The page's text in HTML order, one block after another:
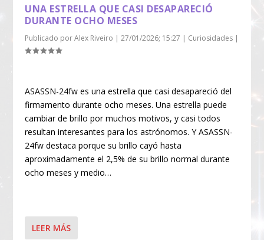
UNA ESTRELLA QUE CASI DESAPARECIÓ
DURANTE OCHO MESES
Publicado porAlex Riveiro |27/01/2026; 15:27 | Curiosidades |
ASASSN-24fw es una estrella que casi desapareció del
firmamento durante ocho meses. Una estrella puede
cambiar de brillo por muchos motivos, y casi todos
resultan interesantes para los astrónomos. Y ASASSN-
24fw destaca porque su brillo cayó hasta
aproximadamente el 2,5% de su brillo normal durante
ocho meses y medio…
LEER MÁS